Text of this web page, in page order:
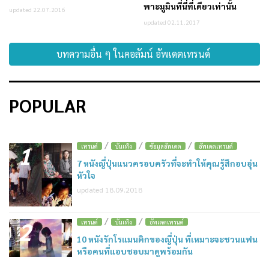
updated 22.07.2016
พาะมูมินที่นี่ที่เดียวเท่านั้น
updated 02.11.2017
บทความอื่น ๆ ในคอลัมน์ อัพเดตเทรนด์
POPULAR
1 เทรนด์ / บันเทิง / ข้อมูลอัพเดต / อัพเดตเทรนด์
7 หนังญี่ปุ่นแนวครอบครัวที่จะทำให้คุณรู้สึกอบอุ่น
หัวใจ
updated 18.09.2018
2 เทรนด์ / บันเทิง / อัพเดตเทรนด์
10 หนังรักโรแมนติกของญี่ปุ่น ที่เหมาะจะชวนแฟน
หรือคนที่แอบชอบมาดูพร้อมกัน